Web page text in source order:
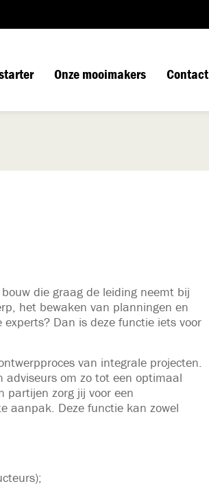
Onze mooimakers Contact
die graag de leiding neemt bij
het bewaken van planningen en
Dan is deze functie iets voor
van integrale projecten.
adviseurs om zo tot een optimaal
partijen zorg jij voor een
aanpak. Deze functie kan zowel